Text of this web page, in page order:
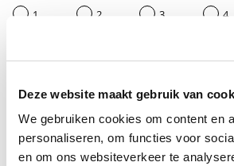
Deze website maakt gebruik van
We gebruiken cookies om content en
personaliseren, om functies voor
en om ons websiteverkeer te
1 2 3 4
Geef je beoordeling een titel